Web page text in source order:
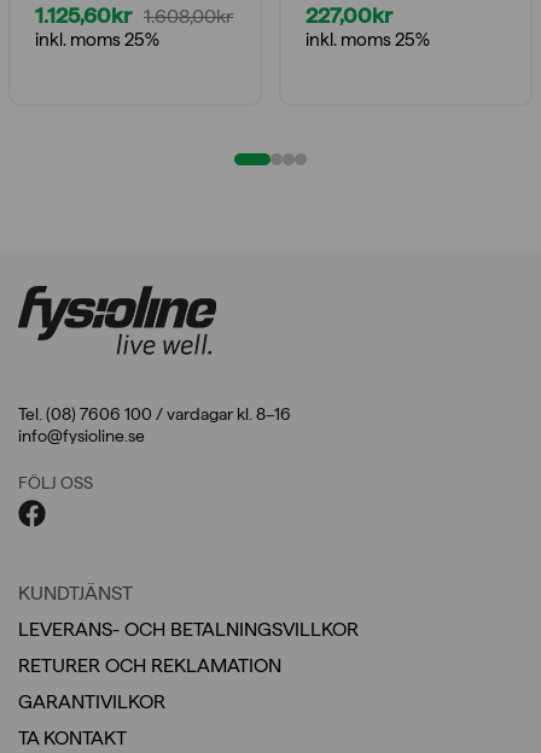
1.608,00kr
Det
1.125,60kr
Det
inkl. moms 25%
227,00kr
inkl. moms 25%
Tel. (08) 7606 100 / vardagar kl. 8–16
info@fysioline.se
FÖLJ OSS
KUNDTJÄNST
LEVERANS- OCH BETALNINGSVILLKOR
RETURER OCH REKLAMATION
GARANTIVILKOR
TA KONTAKT